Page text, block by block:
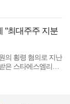
"최대주주 지분
의 횡령 혐의로 지난
은 스타에스엠리츠
상화를 주문했다.